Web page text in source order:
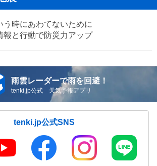
う時にあわてないために
報と行動で防災力アップ
雨雲レーダーで雨を回避！
tenki.jp公式 天気予報アプリ
tenki.jp公式SNS